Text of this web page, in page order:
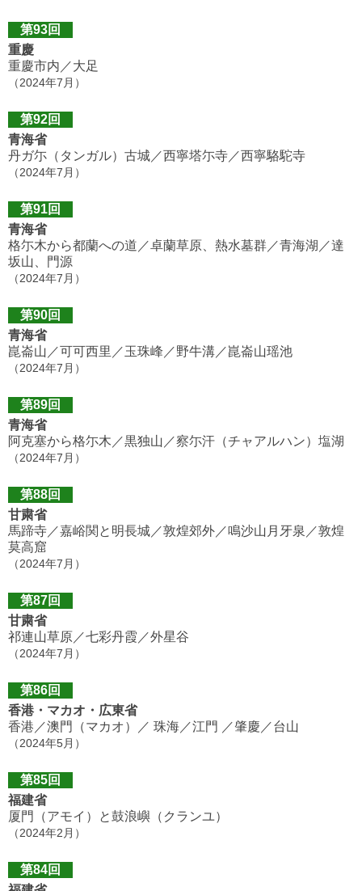
第93回
重慶
重慶市内／大足
（2024年7月）
第92回
青海省
丹ガ尓（タンガル）古城／西寧塔尓寺／西寧駱駝寺
（2024年7月）
第91回
青海省
格尓木から都蘭への道／卓蘭草原、熱水墓群／青海湖／達
坂山、門源
（2024年7月）
第90回
青海省
崑崙山／可可西里／玉珠峰／野牛溝／崑崙山瑶池
（2024年7月）
第89回
青海省
阿克塞から格尓木／黒独山／察尓汗（チャアルハン）塩湖
（2024年7月）
第88回
甘粛省
馬蹄寺／嘉峪関と明長城／敦煌郊外／鳴沙山月牙泉／敦煌
莫高窟
（2024年7月）
第87回
甘粛省
祁連山草原／七彩丹霞／外星谷
（2024年7月）
第86回
香港・マカオ・広東省
香港／澳門（マカオ）／ 珠海／江門 ／肇慶／台山
（2024年5月）
第85回
福建省
厦門（アモイ）と鼓浪嶼（クランユ）
（2024年2月）
第84回